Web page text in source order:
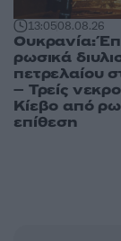
13:0508.08.26
Ουκρανία:
ρωσικά
πετρελαίου
– Τρείς
Κίεβο από
επίθεση